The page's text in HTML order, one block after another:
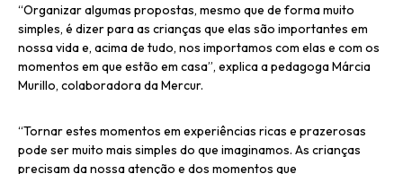
“Organizar algumas propostas, mesmo que de forma muito
simples, é dizer para as crianças que elas são importantes em
nossa vida e, acima de tudo, nos importamos com elas e com os
momentos em que estão em casa”, explica a pedagoga Márcia
Murillo, colaboradora da Mercur.
“Tornar estes momentos em experiências ricas e prazerosas
pode ser muito mais simples do que imaginamos. As crianças
precisam da nossa atenção e dos momentos que